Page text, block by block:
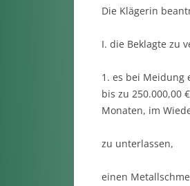
Die Klägerin
I. die Beklagte zu
1. es bei Meidung
bis zu 250.000,00
Monaten, im
zu unterlassen,
einen